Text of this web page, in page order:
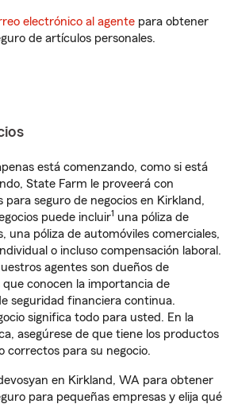
electrónico al agente para obtener
de artículos personales.
está comenzando, como si está
State Farm le proveerá con
para seguro de negocios en Kirkland,
puede incluir1 una póliza de
una póliza de automóviles comerciales,
o incluso compensación laboral.
agentes son dueños de
que conocen la importancia de
seguridad financiera continua.
significa todo para usted. En la
asegúrese de que tiene los productos
correctos para su negocio.
en Kirkland, WA para obtener
para pequeñas empresas y elija qué